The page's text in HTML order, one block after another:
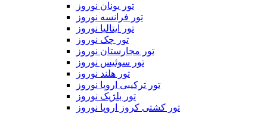
تور یونان نوروز
تور فرانسه نوروز
تور ایتالیا نوروز
تور چک نوروز
تور مجارستان نوروز
تور سوئیس نوروز
تور هلند نوروز
تور ترکیبی اروپا نوروز
تور بلژیک نوروز
تور کشتی کروز اروپا نوروز